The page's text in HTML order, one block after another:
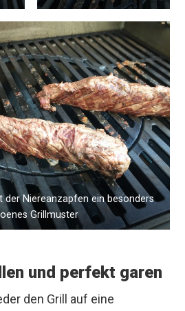
der Niereanzapfen ein besonders
Grillmuster
und perfekt garen
den Grill auf eine